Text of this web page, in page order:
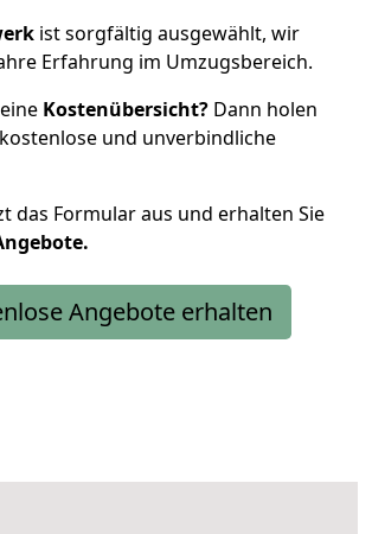
ist sorgfältig ausgewählt, wir
Erfahrung im Umzugsbereich.
Kostenübersicht? Dann holen
und unverbindliche
das Formular aus und erhalten Sie
Angebote erhalten